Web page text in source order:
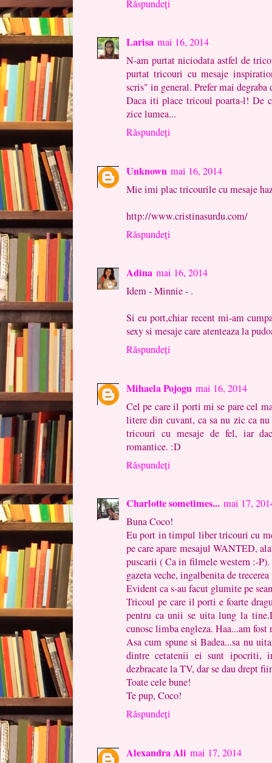
Răspundeți
Larisa mai 16, 2014
N-am purtat niciodata astfel de
purtat tricouri cu mesaje
scris" in general. Prefer mai
Daca iti place tricoul poarta-l! De
zice lumea...
Răspundeți
Unknown mai 16, 2014
Mie imi plac tricourile cu mesaje
http://www.cristinasurdu.com/
Răspundeți
Adina mai 16, 2014
Idem - Minnie - .
Si eu port,chiar recent mi-am
sexy si mesaje care atenteaza la
Răspundeți
Mihaela Pojogu mai 16, 2014
Cel pe care il porti mi se pare cel
litere din cuvant, ca sa nu zic ca
tricouri cu mesaje de fel, iar
romantice. :D
Răspundeți
Charlotte sometimes... mai 17,
Buna Coco!
Eu port in timpul liber tricouri cu
pe care apare mesajul WANTED,
puscarii ( Ca in filmele western :-
gazeta veche, ingalbenita de
Evident ca s-au facut glumite pe
Tricoul pe care il porti e foarte
pentru ca unii se uita lung la
cunosc limba engleza. Haa...am fost
Asa cum spune si Badea...sa nu
dintre cetatenii ei sunt ipocriti,
dezbracate la TV, dar se dau drept
Toate cele bune!
Te pup, Coco!
Răspundeți
Alexandra Ali mai 17, 2014